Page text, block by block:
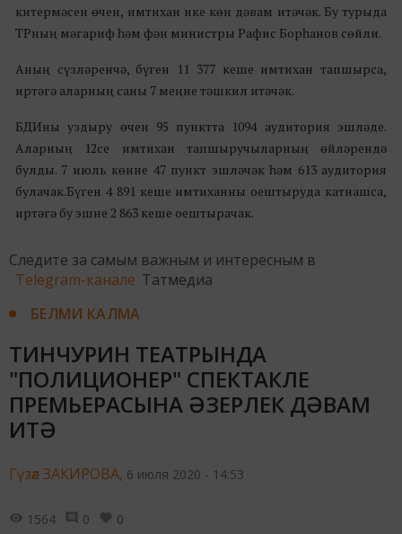
китермәсен өчен, имтихан ике көн дәвам итәчәк. Бу турыда
ТРның мәгариф һәм фән министры Рафис Борһанов сөйли.
Аның сүзләренчә, бүген 11 377 кеше имтихан тапшырса,
иртәгә аларның саны 7 меңне тәшкил итәчәк.
БДИны уздыру өчен 95 пунктта 1094 аудитория эшләде.
Аларның 12се имтихан тапшыручыларның өйләрендә
булды. 7 июль көнне 47 пункт эшләчәк һәм 613 аудитория
булачак.Бүген 4 891 кеше имтиханны оештыруда катнашса,
иртәгә бу эшне 2 863 кеше оештырачак.
Следите за самым важным и интересным в
Telegram-канале Татмедиа
БЕЛМИ КАЛМА
ТИНЧУРИН ТЕАТРЫНДА
"ПОЛИЦИОНЕР" СПЕКТАКЛЕ
ПРЕМЬЕРАСЫНА ӘЗЕРЛЕК ДӘВАМ
ИТӘ
Гүзәл ЗАКИРОВА, 6 июля 2020 - 14:53
1564 0 0